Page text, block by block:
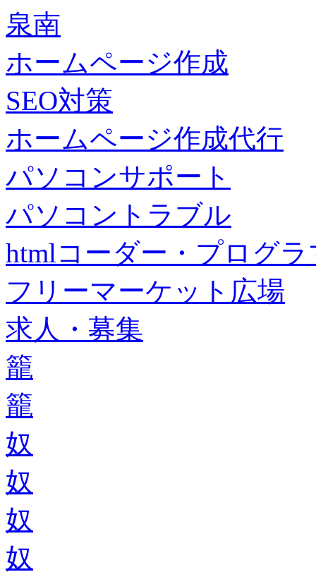
泉南
ホームページ作成
SEO対策
ホームページ作成代行
パソコンサポート
パソコントラブル
htmlコーダー・プログラ
フリーマーケット広場
求人・募集
籠
籠
奴
奴
奴
奴